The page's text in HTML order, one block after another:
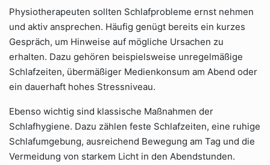
Physiotherapeuten sollten Schlafprobleme ernst nehmen
und aktiv ansprechen. Häufig genügt bereits ein kurzes
Gespräch, um Hinweise auf mögliche Ursachen zu
erhalten. Dazu gehören beispielsweise unregelmäßige
Schlafzeiten, übermäßiger Medienkonsum am Abend oder
ein dauerhaft hohes Stressniveau.
Ebenso wichtig sind klassische Maßnahmen der
Schlafhygiene. Dazu zählen feste Schlafzeiten, eine ruhige
Schlafumgebung, ausreichend Bewegung am Tag und die
Vermeidung von starkem Licht in den Abendstunden.